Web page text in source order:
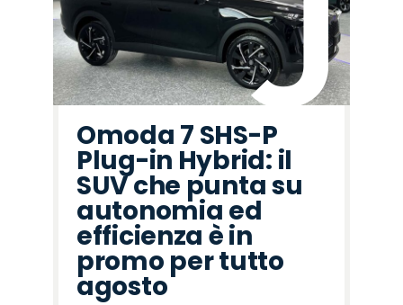
Omoda 7 SHS-P
Plug-in Hybrid: il
SUV che punta su
autonomia ed
efficienza è in
promo per tutto
agosto